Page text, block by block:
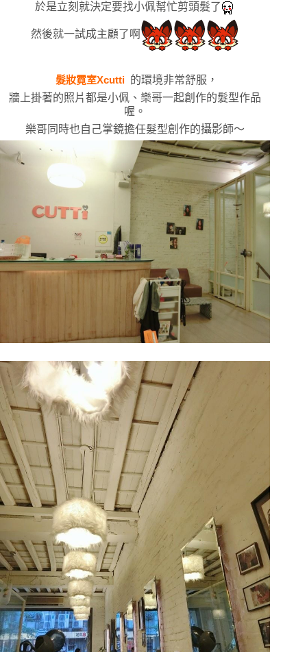
於是立刻就決定要找小佩幫忙剪頭髮了
然後就一試成主顧了啊
髮妝霓室Xcutti 的環境非常舒服，
牆上掛著的照片都是小佩、樂哥一起創作的髮型作品
喔。
樂哥同時也自己掌鏡擔任髮型創作的攝影師～